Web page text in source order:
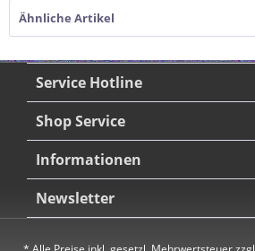
Ähnliche Artikel
Service Hotline
Shop Service
Informationen
Newsletter